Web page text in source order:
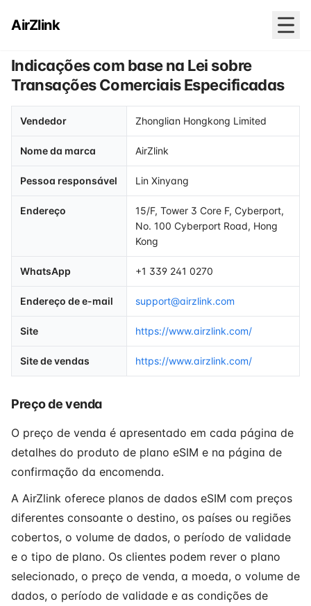
AirZlink
Indicações com base na Lei sobre
Transações Comerciais Especificadas
Vendedor Zhonglian Hongkong Limited
Nome da marca AirZlink
Pessoa responsável Lin Xinyang
Endereço
15/F, Tower 3 Core F, Cyberport,
No. 100 Cyberport Road, Hong
Kong
WhatsApp +1 339 241 0270
Endereço de e-mail support@airzlink.com
Site https://www.airzlink.com/
Site de vendas https://www.airzlink.com/
Preço de venda
O preço de venda é apresentado em cada página de
detalhes do produto de plano eSIM e na página de
confirmação da encomenda.
A AirZlink oferece planos de dados eSIM com preços
diferentes consoante o destino, os países ou regiões
cobertos, o volume de dados, o período de validade
e o tipo de plano. Os clientes podem rever o plano
selecionado, o preço de venda, a moeda, o volume de
dados, o período de validade e as condições de